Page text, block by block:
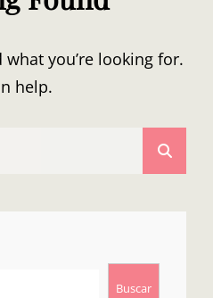
what you’re looking for.
help.
Buscar